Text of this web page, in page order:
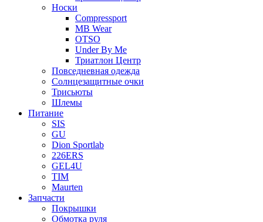
Носки
Compressport
MB Wear
OTSO
Under By Me
Триатлон Центр
Повседневная одежда
Солнцезащитные очки
Трисьюты
Шлемы
Питание
SIS
GU
Dion Sportlab
226ERS
GEL4U
TIM
Maurten
Запчасти
Покрышки
Обмотка руля